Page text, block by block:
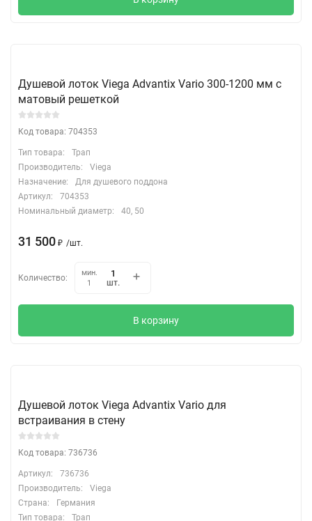
Душевой лоток Viega Advantix Vario 300-1200 мм с
матовый решеткой
Код товара: 704353
Тип товара:
Трап
Производитель:
Viega
Назначение:
Для душевого поддона
Артикул:
704353
Номинальный диаметр:
40, 50
31 500 ₽ /шт.
Количество:
мин.
1
шт.
В корзину
Душевой лоток Viega Advantix Vario для
встраивания в стену
Код товара: 736736
Артикул:
736736
Производитель:
Viega
Страна:
Германия
Тип товара:
Трап